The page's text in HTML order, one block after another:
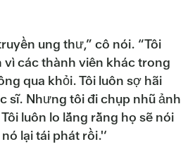
ung thư,” cô nói. “Tôi
vì các thành viên khác trong
qua khỏi. Tôi luôn sợ hãi
sĩ. Nhưng tôi đi chụp nhũ ảnh
luôn lo lắng rằng họ sẽ nói
lại tái phát rồi.'‘